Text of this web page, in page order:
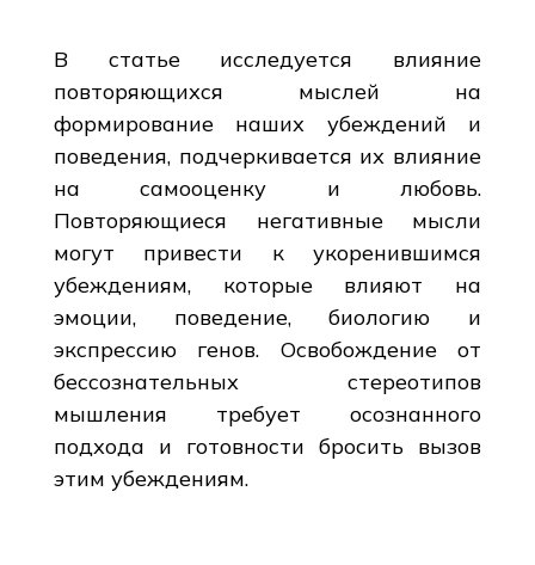
В статье исследуется влияние
повторяющихся мыслей на
формирование наших убеждений и
поведения, подчеркивается их влияние
на самооценку и любовь.
Повторяющиеся негативные мысли
могут привести к укоренившимся
убеждениям, которые влияют на
эмоции, поведение, биологию и
экспрессию генов. Освобождение от
бессознательных стереотипов
мышления требует осознанного
подхода и готовности бросить вызов
этим убеждениям.